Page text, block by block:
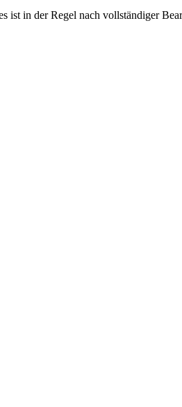
ist in der Regel nach vollständiger